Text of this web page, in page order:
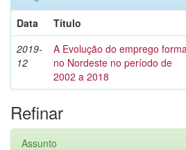
Data
Título
2019-
12
A Evolução do emprego
no Nordeste no período de
2002 a 2018
Refinar
Assunto